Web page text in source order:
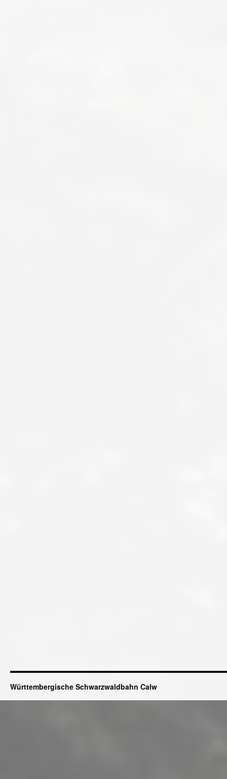
Württembergische Schwarzwaldbahn Calw